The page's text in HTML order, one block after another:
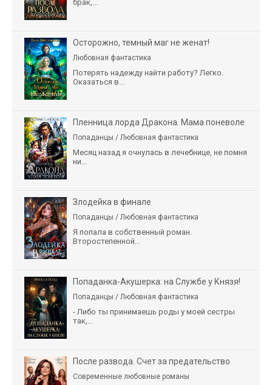
брак,...
Осторожно, темный маг не женат!
Любовная фантастика
Потерять надежду найти работу? Легко.
Оказаться в...
Пленница лорда Дракона. Мама поневоле
Попаданцы / Любовная фантастика
Месяц назад я очнулась в лечебнице, не помня
ни...
Злодейка в финале
Попаданцы / Любовная фантастика
Я попала в собственный роман.
Второстепенной...
Попаданка-Акушерка: на Службе у Князя!
Попаданцы / Любовная фантастика
- Либо ты принимаешь роды у моей сестры
так,...
После развода. Счет за предательство
Современные любовные романы